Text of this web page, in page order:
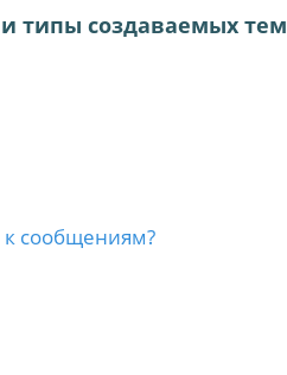
типы создаваемых тем
к сообщениям?